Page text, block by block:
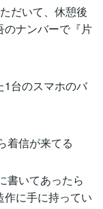
だいて、休憩後
のナンバーで『片
1台のスマホのバ
着信が来てる
書いてあったら
作に手に持ってい